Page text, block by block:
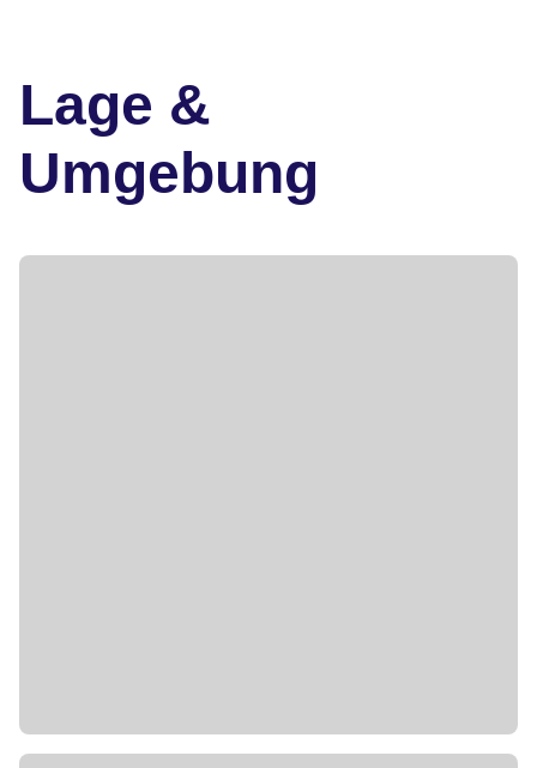
Lage &
Umgebung